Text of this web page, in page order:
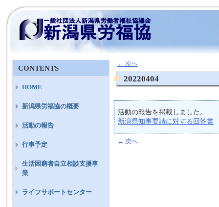
← 次へ
20220404
活動の報告を掲載しました。
新潟県知事要請に対する回答書
← 次へ
CONTENTS
HOME
新潟県労福協の概要
活動の報告
行事予定
生活困窮者自立相談支援事
業
ライフサポートセンター